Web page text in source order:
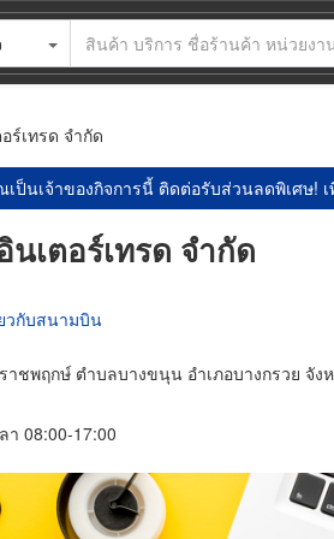
ร์เทรด จำกัด
ป็นเจ้าของกิจการนี้ ติดต่อรับส่วนลดพิเศษ! เ
เตอร์เทรด จำกัด
วกับสนามบิน
าชพฤกษ์ ตำบลบางขนุน อำเภอบางกรวย จัง
า 08:00-17:00